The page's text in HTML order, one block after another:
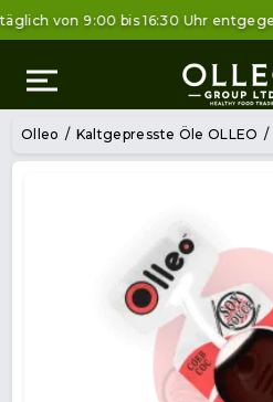
von 9:00 bis 16:30 Uhr
Olleo Kaltgepresste Öle OLLEO